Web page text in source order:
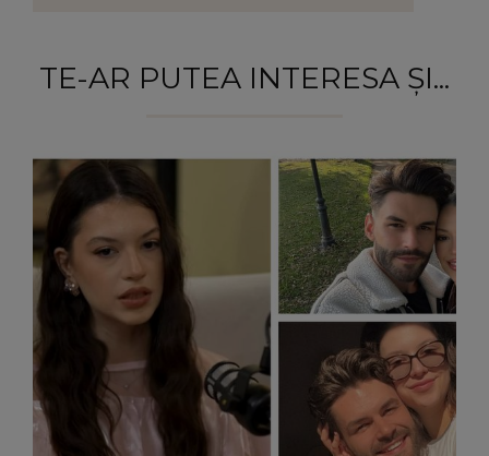
TE-AR PUTEA INTERESA ȘI...